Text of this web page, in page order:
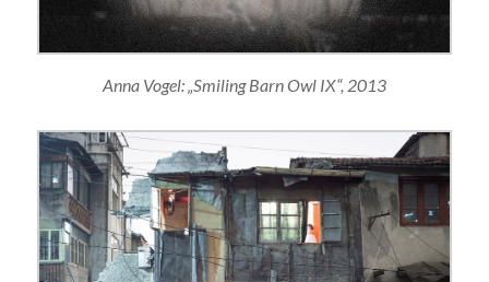
Anna Vogel: „Smiling Barn Owl IX“, 2013